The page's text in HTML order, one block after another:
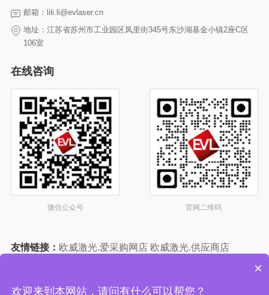
邮箱：lili.li@evlaser.cn
地址：江苏省苏州市工业园区凤里街345号东沙湖基金小镇2座C区
106室
在线咨询
微信公众号 官网二维码
友情链接： 欧威激光.爱采购网店 欧威激光.供应商店
×
欢迎来到本网站，请问有什么可以帮您？